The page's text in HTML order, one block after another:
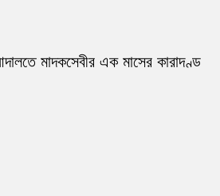
মাদকসেবীর এক মাসের কারাদণ্ড